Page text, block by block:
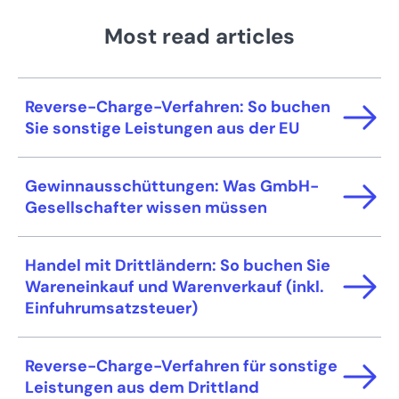
übereinstimmen.
Eröffnungsbilanzen sind auch bei der
vorgeschrieben. Zudem gibt es weitere
Anlässe für die Aufstellung wie z. B.
Gesellschafterveränderungen, Besitzerwechsel
Lage festgestellt und dokumentiert werden.
Änderungen bei den Gesellschaftern,
Besitzerwechsel und
Unternehmensumwandlungen.
Most read articles
Reverse-Charge-Verfahren: So buchen
Sie sonstige Leistungen aus der EU
Gewinnausschüttungen: Was GmbH-
Gesellschafter wissen müssen
Handel mit Drittländern: So buchen Sie
Wareneinkauf und Warenverkauf (inkl.
Einfuhrumsatzsteuer)
Reverse-Charge-Verfahren für sonstige
Leistungen aus dem Drittland